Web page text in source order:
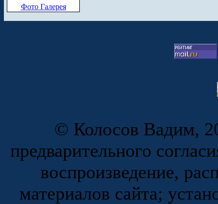
Фото Галерея
© Колосов Вадим,
предварительного
воспроизведение,
материалов сайта;